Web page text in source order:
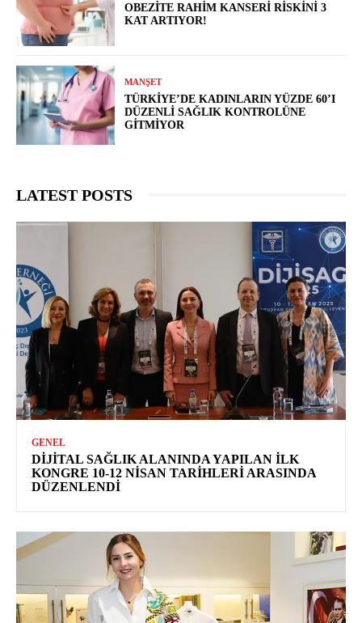
OBEZITE RAHIM KANSERI RISKINI 3
KAT ARTIYOR!
MANŞET
TÜRKIYE’DE KADINLARIN YÜZDE 60’I
DÜZENLI SAĞLIK KONTROLÜNE
GITMIYOR
LATEST POSTS
GENEL
DIJITAL SAĞLIK ALANINDA YAPILAN İLK
KONGRE 10-12 NISAN TARIHLERI ARASINDA
DÜZENLENDI